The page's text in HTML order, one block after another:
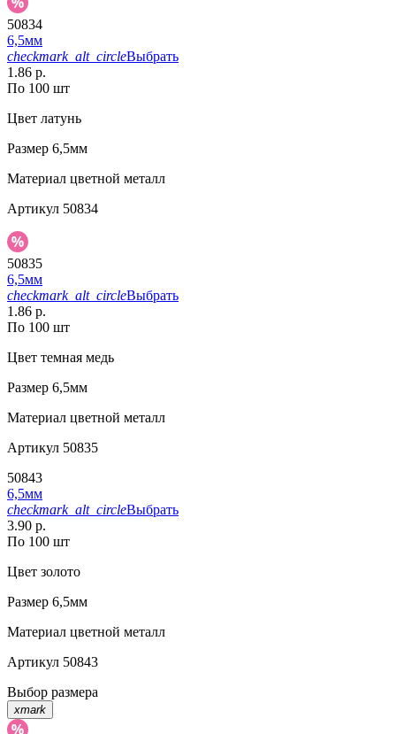
50834
6,5мм
checkmark_alt_circleВыбрать
1.86 р.
По 100 шт
Цвет латунь
Размер 6,5мм
Материал цветной металл
Артикул 50834
50835
6,5мм
checkmark_alt_circleВыбрать
1.86 р.
По 100 шт
Цвет темная медь
Размер 6,5мм
Материал цветной металл
Артикул 50835
50843
6,5мм
checkmark_alt_circleВыбрать
3.90 р.
По 100 шт
Цвет золото
Размер 6,5мм
Материал цветной металл
Артикул 50843
Выбор размера
xmark